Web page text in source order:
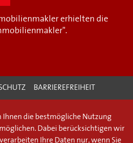
erhielten die
BARRIEREFREIHEIT
Ihnen die bestmögliche Nutzung
Dabei berücksichtigen wir
Ihre Daten nur, wenn Sie